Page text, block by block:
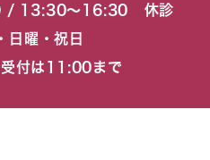
/ 13:30〜16:30 休診
日曜・祝日
付は11:00まで